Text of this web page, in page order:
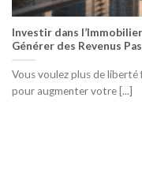
Investir dans
Générer des Revenus
Vous voulez plus de liberté
pour augmenter votre [...]